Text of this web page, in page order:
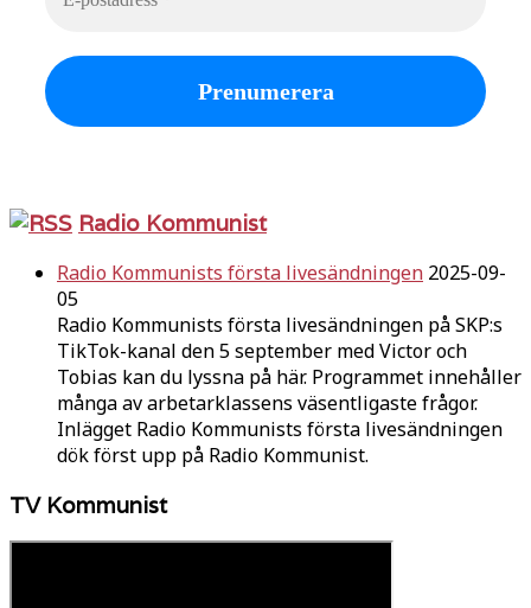
Radio Kommunist
Radio Kommunists första livesändningen 2025-09-
05
Radio Kommunists första livesändningen på SKP:s
TikTok-kanal den 5 september med Victor och
Tobias kan du lyssna på här. Programmet innehåller
många av arbetarklassens väsentligaste frågor.
Inlägget Radio Kommunists första livesändningen
dök först upp på Radio Kommunist.
TV Kommunist